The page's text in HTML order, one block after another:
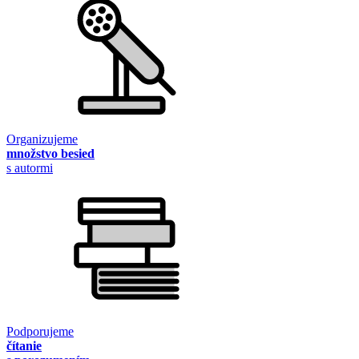
Organizujeme
množstvo besied
s autormi
Podporujeme
čítanie